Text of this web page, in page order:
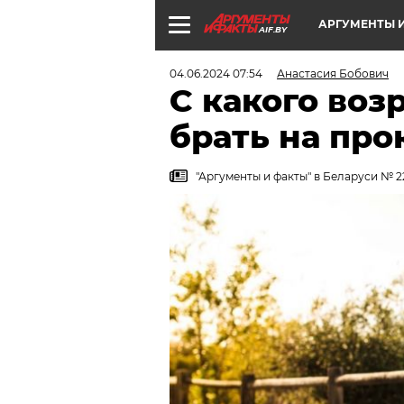
AIF.BY АРГУМЕНТЫ
04.06.2024 07:54 Анастасия Бобович
С какого
брать на
"Аргументы и факты" в Беларуси №